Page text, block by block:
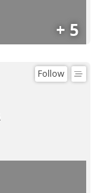
+ 5
Follow